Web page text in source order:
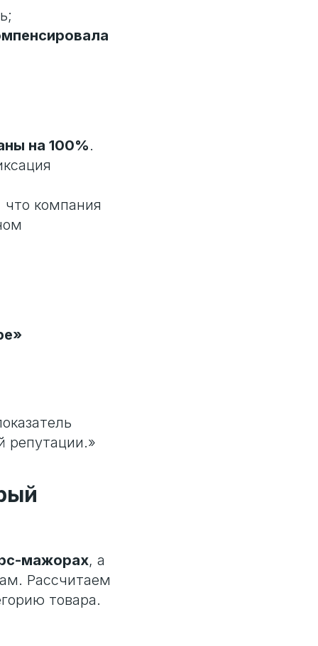
на 100%.
компания
репутации.»
мажорах, а
Рассчитаем
товара.